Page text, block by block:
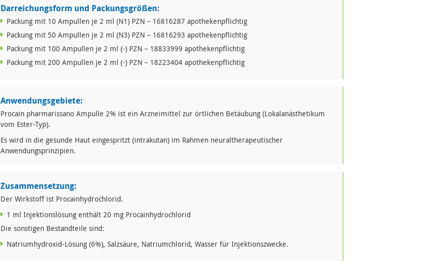
Darreichungsform und Packungsgrößen:
Packung mit 10 Ampullen je 2 ml (N1) PZN – 16816287 apothekenpflichtig
Packung mit 50 Ampullen je 2 ml (N3) PZN – 16816293 apothekenpflichtig
Packung mit 100 Ampullen je 2 ml (-) PZN – 18833999 apothekenpflichtig
Packung mit 200 Ampullen je 2 ml (-) PZN – 18223404 apothekenpflichtig
Anwendungsgebiete:
Procain pharmarissano Ampulle 2% ist ein Arzneimittel zur örtlichen Betäubung (Lokalanästhetikum
vom Ester-Typ).
Es wird in die gesunde Haut eingespritzt (intrakutan) im Rahmen neuraltherapeutischer
Anwendungsprinzipien.
Zusammensetzung:
Der Wirkstoff ist Procainhydrochlorid.
1 ml Injektionslösung enthält 20 mg Procainhydrochlorid
Die sonstigen Bestandteile sind:
Natriumhydroxid-Lösung (6%), Salzsäure, Natriumchlorid, Wasser für Injektionszwecke.